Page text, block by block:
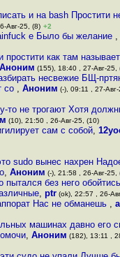
и на bash Простити
Авг-25, (8) +2
е Было бы желание ,
простити как там
Аноним (155), 18:40 , 27-Авг-25,
несвежие БЩ-
со , Аноним (-), 09:11 , 27-
то не трогают Хотя
(10), 21:50 , 26-Авг-25, (10)
сам с собой,
sudo вынес нахрен
,Аноним (-), 21:58 , 26-Авг-25,
пытался без него
, ptr(ok), 22:57 , 26-
Нас не обманешь ,
машинах давно его
, Аноним (182), 13:11 ,